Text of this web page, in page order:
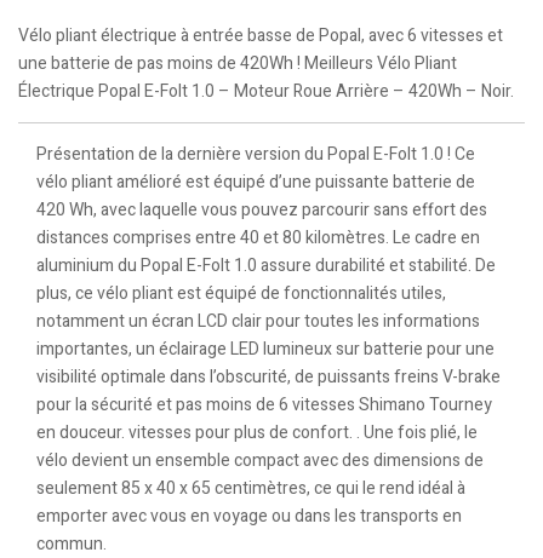
Vélo pliant électrique à entrée basse de Popal, avec 6 vitesses et
une batterie de pas moins de 420Wh ! Meilleurs Vélo Pliant
Électrique Popal E-Folt 1.0 – Moteur Roue Arrière – 420Wh – Noir.
Présentation de la dernière version du Popal E-Folt 1.0 ! Ce
vélo pliant amélioré est équipé d’une puissante batterie de
420 Wh, avec laquelle vous pouvez parcourir sans effort des
distances comprises entre 40 et 80 kilomètres. Le cadre en
aluminium du Popal E-Folt 1.0 assure durabilité et stabilité. De
plus, ce vélo pliant est équipé de fonctionnalités utiles,
notamment un écran LCD clair pour toutes les informations
importantes, un éclairage LED lumineux sur batterie pour une
visibilité optimale dans l’obscurité, de puissants freins V-brake
pour la sécurité et pas moins de 6 vitesses Shimano Tourney
en douceur. vitesses pour plus de confort. . Une fois plié, le
vélo devient un ensemble compact avec des dimensions de
seulement 85 x 40 x 65 centimètres, ce qui le rend idéal à
emporter avec vous en voyage ou dans les transports en
commun.